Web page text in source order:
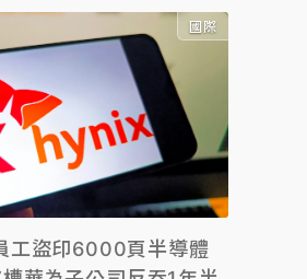
國際
工盜印6000頁半導體